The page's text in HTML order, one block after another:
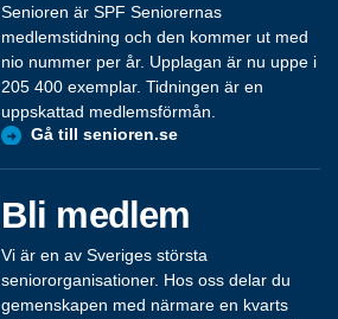
Senioren är SPF Seniorernas
medlemstidning och den kommer ut med
nio nummer per år. Upplagan är nu uppe i
205 400 exemplar. Tidningen är en
uppskattad medlemsförmån.
Gå till senioren.se
Bli medlem
Vi är en av Sveriges största
seniororganisationer. Hos oss delar du
gemenskapen med närmare en kvarts